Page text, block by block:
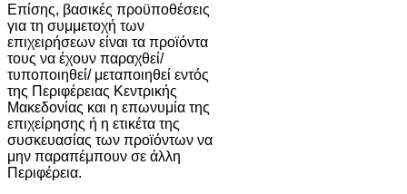
Επίσης, βασικές προϋποθέσεις
για τη συμμετοχή των
επιχειρήσεων είναι τα προϊόντα
τους να έχουν παραχθεί/
τυποποιηθεί/ μεταποιηθεί εντός
της Περιφέρειας Κεντρικής
Μακεδονίας και η επωνυμία της
επιχείρησης ή η ετικέτα της
συσκευασίας των προϊόντων να
μην παραπέμπουν σε άλλη
Περιφέρεια.